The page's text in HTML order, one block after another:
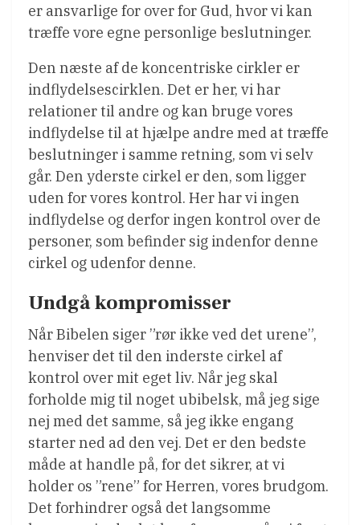
er ansvarlige for over for Gud, hvor vi kan
træffe vore egne personlige beslutninger.
Den næste af de koncentriske cirkler er
indflydelsescirklen. Det er her, vi har
relationer til andre og kan bruge vores
indflydelse til at hjælpe andre med at træffe
beslutninger i samme retning, som vi selv
går. Den yderste cirkel er den, som ligger
uden for vores kontrol. Her har vi ingen
indflydelse og derfor ingen kontrol over de
personer, som befinder sig indenfor denne
cirkel og udenfor denne.
Undgå kompromisser
Når Bibelen siger ”rør ikke ved det urene”,
henviser det til den inderste cirkel af
kontrol over mit eget liv. Når jeg skal
forholde mig til noget ubibelsk, må jeg sige
nej med det samme, så jeg ikke engang
starter ned ad den vej. Det er den bedste
måde at handle på, for det sikrer, at vi
holder os ”rene” for Herren, vores brudgom.
Det forhindrer også det langsomme